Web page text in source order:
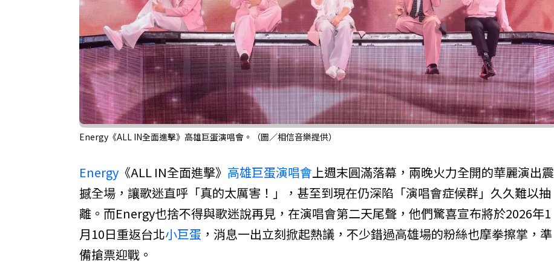
Energy《ALL IN全面進擊》高雄巨蛋演唱會。（圖／相信音樂提供）
Energy 《ALL IN全面進擊》 高雄巨蛋演唱會上週末圓滿落幕，兩晚火力全開的華麗演出震
撼全場，讓歌迷直呼「真的太厲害！」，甚至到現在仍深陷「演唱會症候群」久久難以抽
離。而Energy也捨不得與歌迷說再見，在演唱會第二天尾聲，他們驚喜宣布將於2026年1
月10日重返台北小巨蛋 ，消息一出立刻掀起熱議，不少錯過高雄場的粉絲也摩拳擦掌，準
備搶票迎戰。